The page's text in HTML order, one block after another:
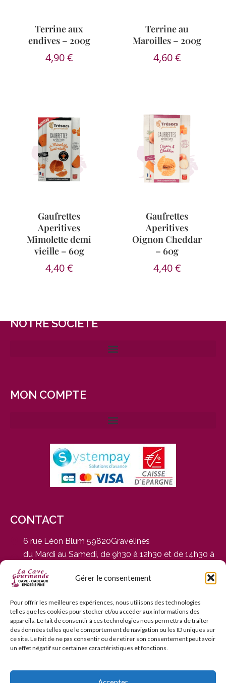
Gérer le consentement
Pour offrir les meilleures expériences, nous utilisons des technologies
telles que les cookies pour stocker et/ou accéder aux informations des
appareils. Le fait de consentir à ces technologies nous permettra de traiter
des données telles que le comportement de navigation ou les ID uniques sur
ce site. Le fait de ne pas consentir ou de retirer son consentement peut avoir
un effet négatif sur certaines caractéristiques et fonctions.
Terrine aux
endives – 200g
4,90€
Terrine au
Maroilles – 200g
4,60€
Gaufrettes
Aperitives
Mimolette demi
vieille – 60g
4,40€
Gaufrettes
Aperitives
Oignon Cheddar
– 60g
4,40€
NOTRE SOCIÉTÉ
MON COMPTE
CONTACT
6 rue Léon Blum 59820Gravelines
du Mardi au Samedi, de 9h30 à 12h30 et de 14h30 à
19h
03 28 65 01 92
contact@cavegourmande.fr
www.cavegourmande.fr
CONSOMMER AVEC MODÉRATION — INTERDICTION DE
VENTE AUX MINEURS DE MOINS DE 18 ANS